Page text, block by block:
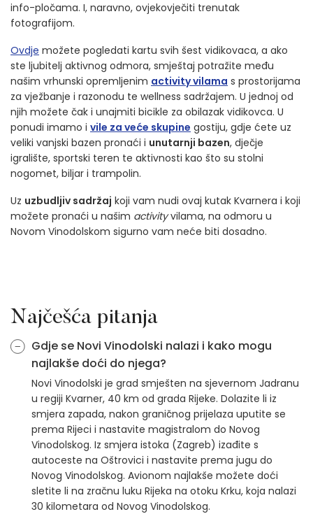
info-pločama. I, naravno, ovjekovječiti trenutak
fotografijom.
Ovdje možete pogledati kartu svih šest vidikovaca, a ako
ste ljubitelj aktivnog odmora, smještaj potražite među
našim vrhunski opremljenim activity vilama s prostorijama
za vježbanje i razonodu te wellness sadržajem. U jednoj od
njih možete čak i unajmiti bicikle za obilazak vidikovca. U
ponudi imamo i vile za veće skupine gostiju, gdje ćete uz
veliki vanjski bazen pronaći i unutarnji bazen, dječje
igralište, sportski teren te aktivnosti kao što su stolni
nogomet, biljar i trampolin.
Uz uzbudljiv sadržaj koji vam nudi ovaj kutak Kvarnera i koji
možete pronaći u našim activityvilama, na odmoru u
Novom Vinodolskom sigurno vam neće biti dosadno.
Najčešća pitanja
Gdje se Novi Vinodolski nalazi i kako mogu
najlakše doći do njega?
Novi Vinodolski je grad smješten na sjevernom Jadranu
u regiji Kvarner, 40 km od grada Rijeke. Dolazite li iz
smjera zapada, nakon graničnog prijelaza uputite se
prema Rijeci i nastavite magistralom do Novog
Vinodolskog. Iz smjera istoka (Zagreb) izađite s
autoceste na Oštrovici i nastavite prema jugu do
Novog Vinodolskog. Avionom najlakše možete doći
sletite li na zračnu luku Rijeka na otoku Krku, koja nalazi
30 kilometara od Novog Vinodolskog.